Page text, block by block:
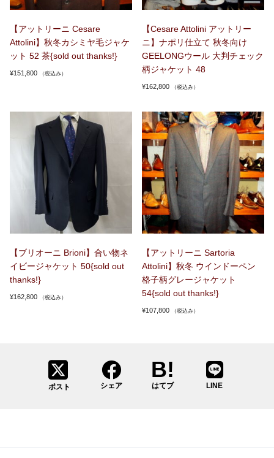
【アットリーニ Cesare
Attolini】秋冬カシミヤ毛ジャケ
ット 52 茶{sold out thanks!}
¥151,800 （税込み）
【Cesare Attolini アットリー
ニ】ナポリ仕立て 秋冬向け
GEELONGウール 大判チェック
柄ジャケット 48
¥162,800 （税込み）
【ブリオーニ Brioni】合い物ネ
イビージャケット 50{sold out
thanks!}
¥162,800 （税込み）
【アットリーニ Sartoria
Attolini】秋冬 ウインドーペン
格子柄グレージャケット
54{sold out thanks!}
¥107,800 （税込み）
ポスト シェア はてブ LINE